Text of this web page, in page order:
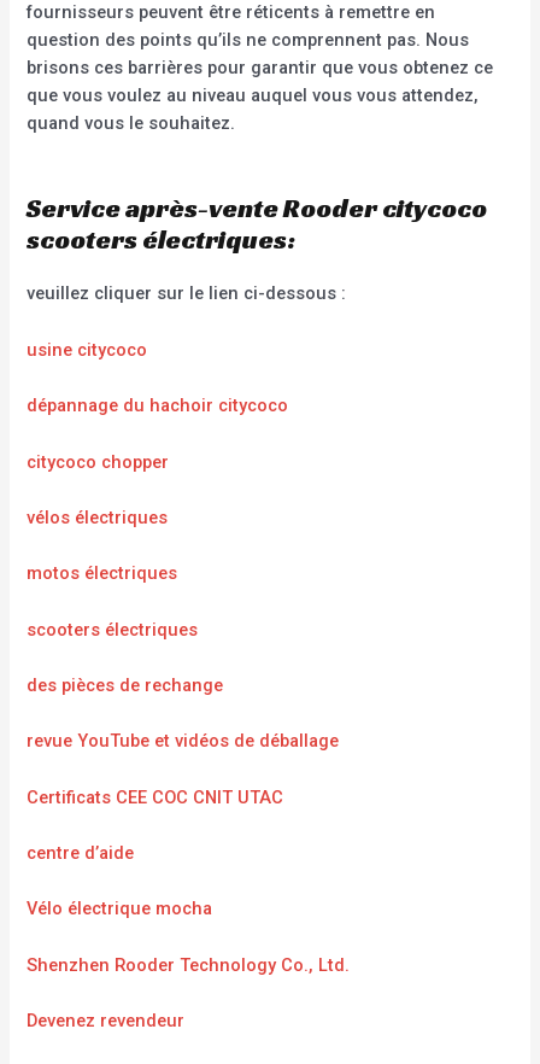
fournisseurs peuvent être réticents à remettre en
question des points qu’ils ne comprennent pas. Nous
brisons ces barrières pour garantir que vous obtenez ce
que vous voulez au niveau auquel vous vous attendez,
quand vous le souhaitez.
Service après-vente Rooder citycoco
scooters électriques:
veuillez cliquer sur le lien ci-dessous :
usine citycoco
dépannage du hachoir citycoco
citycoco chopper
vélos électriques
motos électriques
scooters électriques
des pièces de rechange
revue YouTube et vidéos de déballage
Certificats CEE COC CNIT UTAC
centre d’aide
Vélo électrique mocha
Shenzhen Rooder Technology Co., Ltd.
Devenez revendeur